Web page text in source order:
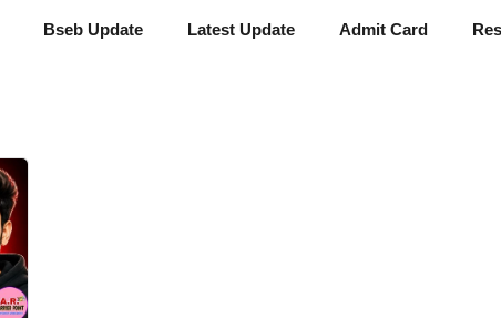
Bseb Update Latest Update Admit Card